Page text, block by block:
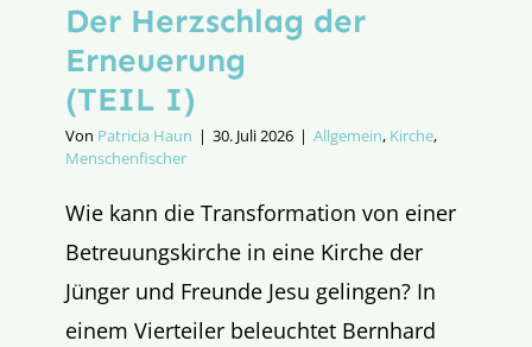
Der Herzschlag der
Erneuerung
(TEIL I)
Von Patricia Haun | 30. Juli 2026 | Allgemein, Kirche,
Menschenfischer
Wie kann die Transformation von einer
Betreuungskirche in eine Kirche der
Jünger und Freunde Jesu gelingen? In
einem Vierteiler beleuchtet Bernhard